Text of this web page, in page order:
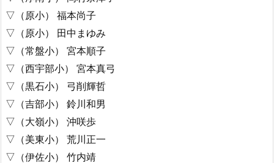
▽（原小） 福本尚子
▽（原小） 田中まゆみ
▽（常盤小） 宮本順子
▽（西宇部小） 宮本真弓
▽（黒石小） 弓削輝哲
▽（吉部小） 鈴川和男
▽（大嶺小） 沖咲歩
▽（美東小） 荒川正一
▽（伊佐小） 竹内靖